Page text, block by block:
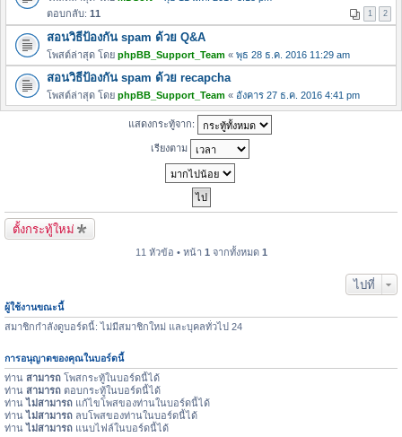
ตอบกลับ: 11 1 2
สอนวิธีป้องกัน spam ด้วย Q&A
โพสต์ล่าสุด โดย phpBB_Support_Team « พุธ 28 ธ.ค. 2016 11:29 am
สอนวิธีป้องกัน spam ด้วย recapcha
โพสต์ล่าสุด โดย phpBB_Support_Team « อังคาร 27 ธ.ค. 2016 4:41 pm
แสดงกระทู้จาก:
เรียงตาม
ตั้งกระทู้ใหม่
11 หัวข้อ • หน้า 1 จากทั้งหมด 1
ไปที่
ผู้ใช้งานขณะนี้
สมาชิกกำลังดูบอร์ดนี้: ไม่มีสมาชิกใหม่ และบุคลทั่วไป 24
การอนุญาตของคุณในบอร์ดนี้
ท่าน สามารถ โพสกระทู้ในบอร์ดนี้ได้
ท่าน สามารถ ตอบกระทู้ในบอร์ดนี้ได้
ท่านไม่สามารถ แก้ไขโพสของท่านในบอร์ดนี้ได้
ท่านไม่สามารถ ลบโพสของท่านในบอร์ดนี้ได้
ท่านไม่สามารถ แนบไฟล์ในบอร์ดนี้ได้